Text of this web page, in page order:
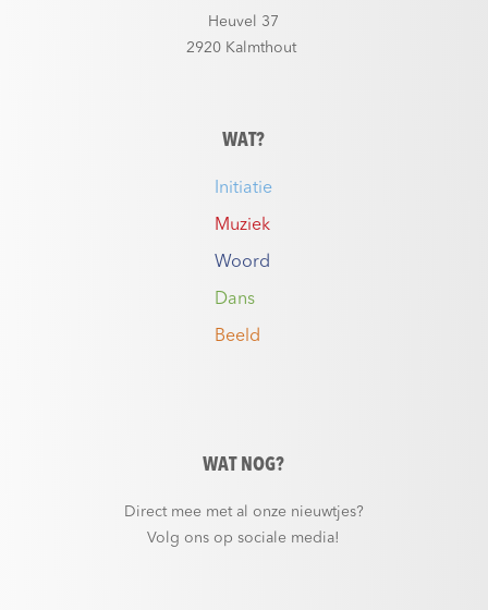
Heuvel 37
2920 Kalmthout
WAT?
Initiatie
Muziek
Woord
Dans
Beeld
WAT NOG?
Direct mee met al onze nieuwtjes?
Volg ons op sociale media!